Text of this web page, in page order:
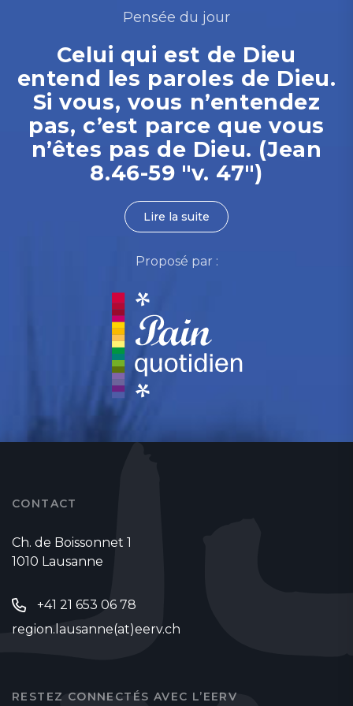
Pensée du jour
Celui qui est de Dieu
entend les paroles de Dieu.
Si vous, vous n’entendez
pas, c’est parce que vous
n’êtes pas de Dieu. (Jean
8.46-59 "v. 47")
Lire la suite
Proposé par :
CONTACT
Ch. de Boissonnet 1
1010 Lausanne
+41 21 653 06 78
region.lausanne(at)eerv.ch
RESTEZ CONNECTÉS AVEC L’EERV